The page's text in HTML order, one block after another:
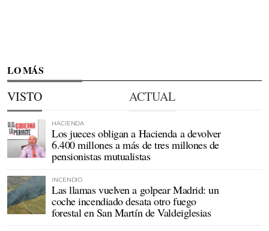
LO MÁS
VISTO ACTUAL
HACIENDA
Los jueces obligan a Hacienda a devolver
6.400 millones a más de tres millones de
pensionistas mutualistas
INCENDIO
Las llamas vuelven a golpear Madrid: un
coche incendiado desata otro fuego
forestal en San Martín de Valdeiglesias